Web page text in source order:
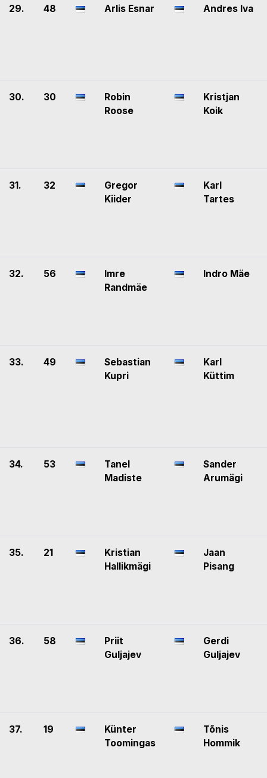
29. 48 Arlis Esnar Andres Iva
30. 30
Robin
Roose
Kristjan
Koik
31. 32
Gregor
Kiider
Karl
Tartes
32. 56
Imre
Randmäe
Indro Mäe
33. 49
Sebastian
Kupri
Karl
Küttim
34. 53
Tanel
Madiste
Sander
Arumägi
35. 21
Kristian
Hallikmägi
Jaan
Pisang
36. 58
Priit
Guljajev
Gerdi
Guljajev
37. 19
Künter
Toomingas
Tõnis
Hommik